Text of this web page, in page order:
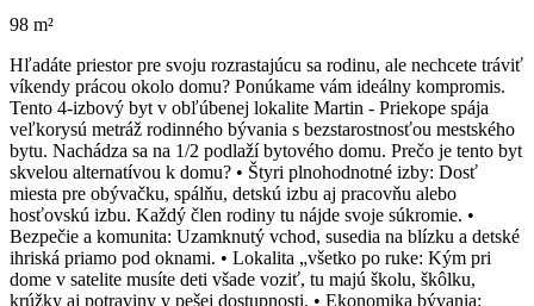
98 m²
Hľadáte priestor pre svoju rozrastajúcu sa rodinu, ale nechcete tráviť
víkendy prácou okolo domu? Ponúkame vám ideálny kompromis.
Tento 4-izbový byt v obľúbenej lokalite Martin - Priekope spája
veľkorysú metráž rodinného bývania s bezstarostnosťou mestského
bytu. Nachádza sa na 1/2 podlaží bytového domu. Prečo je tento byt
skvelou alternatívou k domu? • Štyri plnohodnotné izby: Dosť
miesta pre obývačku, spálňu, detskú izbu aj pracovňu alebo
hosťovskú izbu. Každý člen rodiny tu nájde svoje súkromie. •
Bezpečie a komunita: Uzamknutý vchod, susedia na blízku a detské
ihriská priamo pod oknami. • Lokalita „všetko po ruke: Kým pri
dome v satelite musíte deti všade voziť, tu majú školu, škôlku,
krúžky aj potraviny v pešej dostupnosti. • Ekonomika bývania: